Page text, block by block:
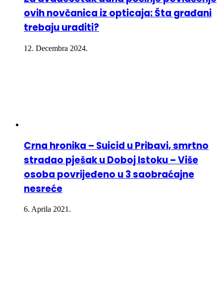
ovih novčanica iz opticaja: Šta građani
trebaju uraditi?
12. Decembra 2024.
Crna hronika – Suicid u Pribavi, smrtno
stradao pješak u Doboj Istoku – Više
osoba povrijeđeno u 3 saobraćajne
nesreće
6. Aprila 2021.